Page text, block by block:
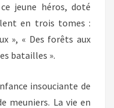
jeune héros, doté
en trois tomes :
», « Des forêts aux
batailles ».
insouciante de
meuniers. La vie en